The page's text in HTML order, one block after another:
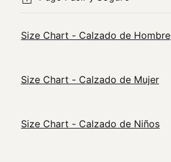
Size Chart - Calzado de Hombre
Size Chart - Calzado de Mujer
Size Chart - Calzado de Niños